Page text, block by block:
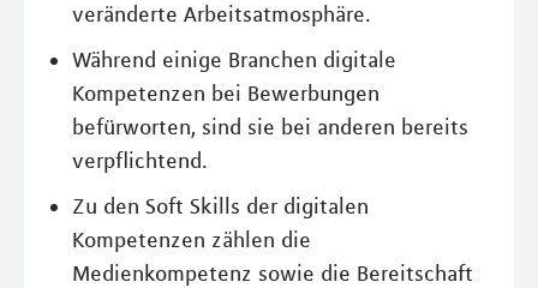
veränderte Arbeitsatmosphäre.
Während einige Branchen digitale
Kompetenzen bei Bewerbungen
befürworten, sind sie bei anderen bereits
verpflichtend.
Zu den Soft Skills der digitalen
Kompetenzen zählen die
Medienkompetenz sowie die Bereitschaft